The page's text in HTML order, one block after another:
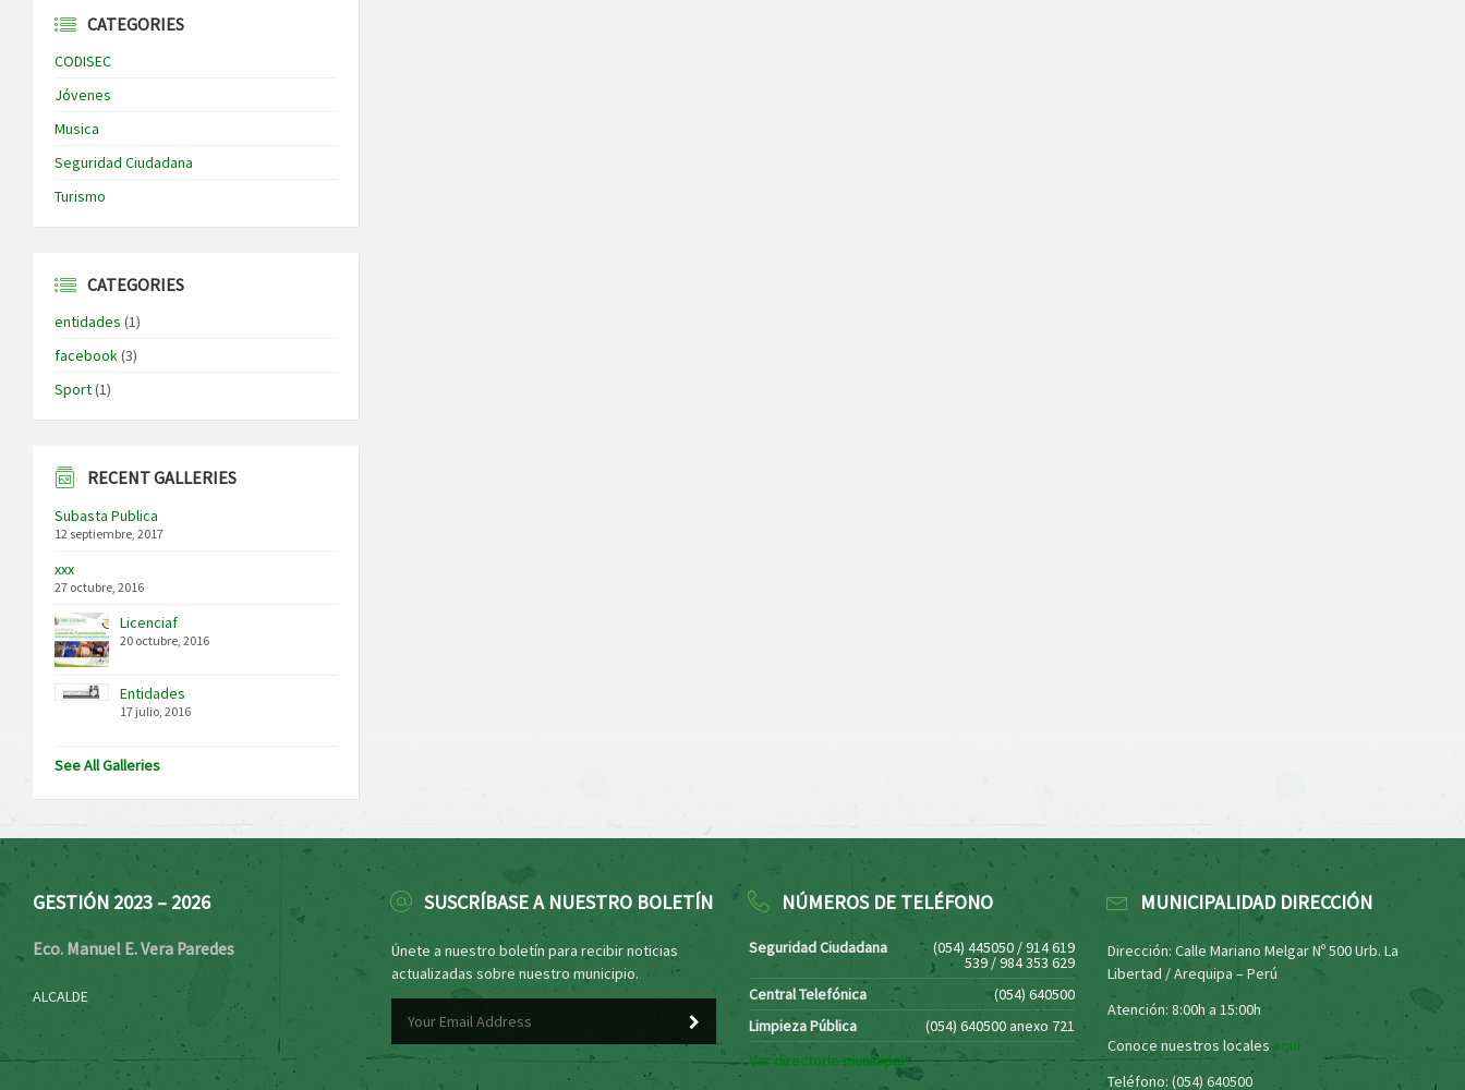
CATEGORIES
CODISEC
Jóvenes
Musica
Seguridad Ciudadana
Turismo
CATEGORIES
entidades (1)
facebook(3)
Sport(1)
RECENT GALLERIES
Subasta Publica
12 septiembre, 2017
xxx
27 octubre, 2016
Licenciaf
20 octubre, 2016
Entidades
17 julio, 2016
See All Galleries
GESTIÓN 2023 – 2026
Eco. Manuel E. Vera Paredes
ALCALDE
SUSCRÍBASE A NUESTRO BOLETÍN
Únete a nuestro boletín para recibir noticias
actualizadas sobre nuestro municipio.
NÚMEROS DE TELÉFONO
Seguridad Ciudadana (054) 445050 / 914 619
539 / 984 353 629
Central Telefónica
(054) 640500
Limpieza Pública
(054) 640500 anexo 721
Ver directorio municipal
MUNICIPALIDAD DIRECCIÓN
Dirección: Calle Mariano Melgar Nº 500 Urb. La
Libertad / Arequipa – Perú
Atención: 8:00h a 15:00h
Conoce nuestros locales aquí
Teléfono: (054) 640500